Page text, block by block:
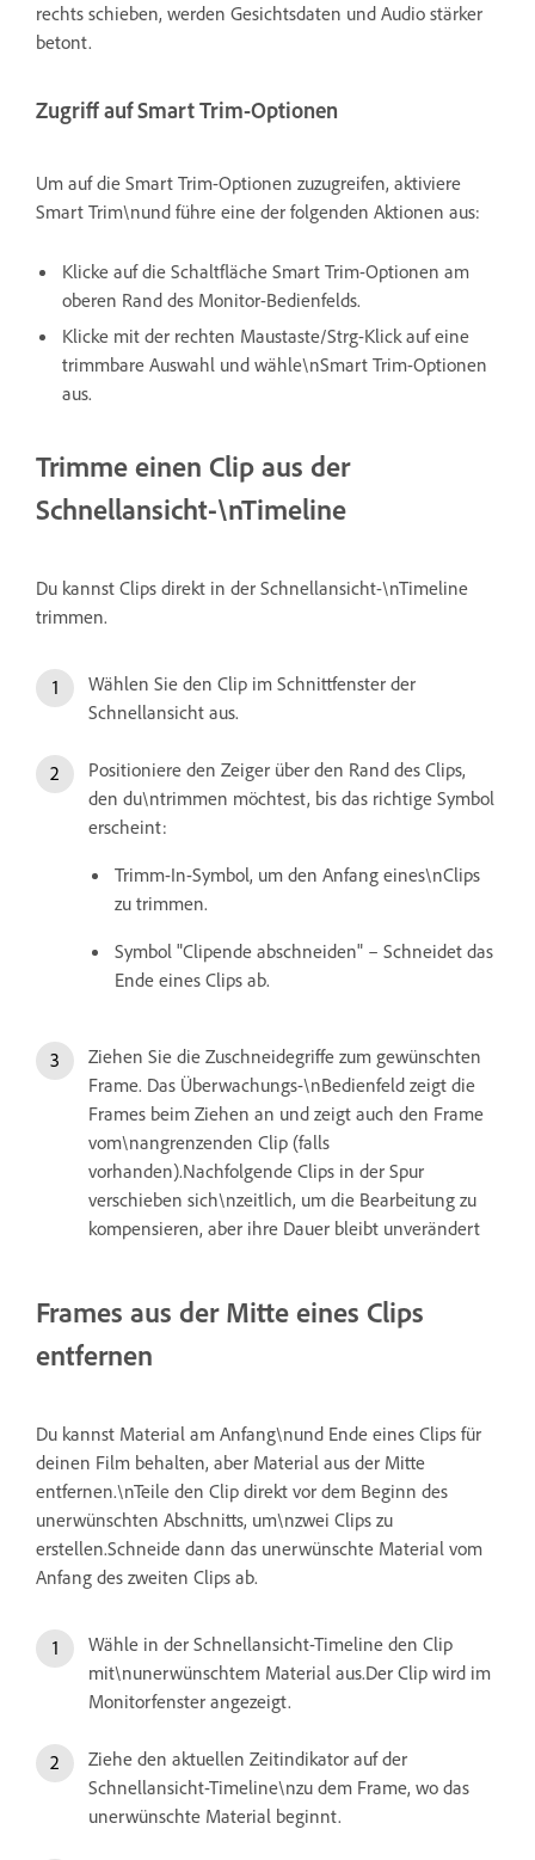
rechts schieben, werden Gesichtsdaten und Audio stärker
betont.
Zugriff auf Smart Trim-Optionen
Um auf die Smart Trim-Optionen zuzugreifen, aktiviere
Smart Trim\nund führe eine der folgenden Aktionen aus:
Klicke auf die Schaltfläche Smart Trim-Optionen am
oberen Rand des Monitor-Bedienfelds.
Klicke mit der rechten Maustaste/Strg-Klick auf eine
trimmbare Auswahl und wähle\nSmart Trim-Optionen
aus.
Trimme einen Clip aus der
Schnellansicht-\nTimeline
Du kannst Clips direkt in der Schnellansicht-\nTimeline
trimmen.
Wählen Sie den Clip im Schnittfenster der
Schnellansicht aus.
Positioniere den Zeiger über den Rand des Clips,
den du\ntrimmen möchtest, bis das richtige Symbol
erscheint:
Trimm-In-Symbol, um den Anfang eines\nClips
zu trimmen.
Symbol "Clipende abschneiden" – Schneidet das
Ende eines Clips ab.
Ziehen Sie die Zuschneidegriffe zum gewünschten
Frame. Das Überwachungs-\nBedienfeld zeigt die
Frames beim Ziehen an und zeigt auch den Frame
vom\nangrenzenden Clip (falls
vorhanden).Nachfolgende Clips in der Spur
verschieben sich\nzeitlich, um die Bearbeitung zu
kompensieren, aber ihre Dauer bleibt unverändert
Frames aus der Mitte eines Clips
entfernen
Du kannst Material am Anfang\nund Ende eines Clips für
deinen Film behalten, aber Material aus der Mitte
entfernen.\nTeile den Clip direkt vor dem Beginn des
unerwünschten Abschnitts, um\nzwei Clips zu
erstellen.Schneide dann das unerwünschte Material vom
Anfang des zweiten Clips ab.
Wähle in der Schnellansicht-Timeline den Clip
mit\nunerwünschtem Material aus.Der Clip wird im
Monitorfenster angezeigt.
Ziehe den aktuellen Zeitindikator auf der
Schnellansicht-Timeline\nzu dem Frame, wo das
unerwünschte Material beginnt.